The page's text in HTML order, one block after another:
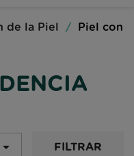
de la Piel
Piel con
 FILTRAR